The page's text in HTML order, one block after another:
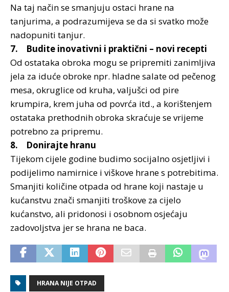
Na taj način se smanjuju ostaci hrane na
tanjurima, a podrazumijeva se da si svatko može
nadopuniti tanjur.
7. Budite inovativni i praktični – novi recepti
Od ostataka obroka mogu se pripremiti zanimljiva
jela za iduće obroke npr. hladne salate od pečenog
mesa, okruglice od kruha, valjušci od pire
krumpira, krem juha od povrća itd., a korištenjem
ostataka prethodnih obroka skraćuje se vrijeme
potrebno za pripremu.
8. Donirajte hranu
Tijekom cijele godine budimo socijalno osjetljivi i
podijelimo namirnice i viškove hrane s potrebitima.
Smanjiti količine otpada od hrane koji nastaje u
kućanstvu znači smanjiti troškove za cijelo
kućanstvo, ali pridonosi i osobnom osjećaju
zadovoljstva jer se hrana ne baca.
HRANA NIJE OTPAD